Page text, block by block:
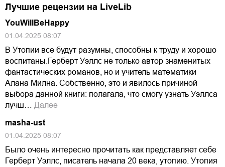
Лучшие рецензии на LiveLib
YouWillBeHappy
01.04.2025 08:07
В Утопии все будут разумны, способны к труду и хорошо
воспитаны.Герберт Уэллс не только автор знаменитых
фантастических романов, но и учитель математики
Алана Милна. Собственно, это и явилось причиной
выбора данной книги: полагала, что смогу узнать Уэллса
лучш…
Далее
masha-ust
01.04.2025 08:07
Было очень интересно прочитать как представляет себе
Герберт Уэллс, писатель начала 20 века, утопию. Утопия